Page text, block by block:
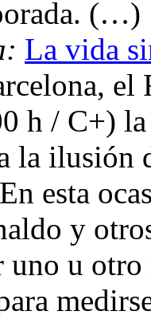
(…)
La vida
el
h / C+)
la ilusión
esta
y
uno u